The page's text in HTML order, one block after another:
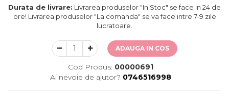
Durata de livrare: Livrarea produselor "In Stoc" se face in 24 de
ore! Livrarea produselor "La comanda" se va face intre 7-9 zile
lucratoare.
ADAUGA IN COS
Cod Produs: 00000691
Ai nevoie de ajutor? 0746516998